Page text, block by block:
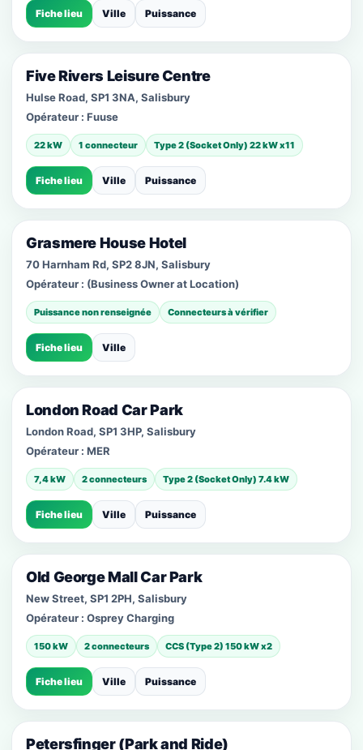
Fiche lieu Ville Puissance
Five Rivers Leisure Centre
Hulse Road, SP1 3NA, Salisbury
Opérateur : Fuuse
22 kW 1 connecteur Type 2 (Socket Only) 22 kW x11
Fiche lieu Ville Puissance
Grasmere House Hotel
70 Harnham Rd, SP2 8JN, Salisbury
Opérateur : (Business Owner at Location)
Puissance non renseignée Connecteurs à vérifier
Fiche lieu Ville
London Road Car Park
London Road, SP1 3HP, Salisbury
Opérateur : MER
7,4 kW 2 connecteurs Type 2 (Socket Only) 7.4 kW
Fiche lieu Ville Puissance
Old George Mall Car Park
New Street, SP1 2PH, Salisbury
Opérateur : Osprey Charging
150 kW 2 connecteurs CCS (Type 2) 150 kW x2
Fiche lieu Ville Puissance
Petersfinger (Park and Ride)